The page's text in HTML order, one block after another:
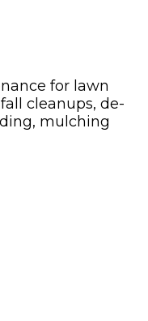
for lawn
cleanups, de-
mulching